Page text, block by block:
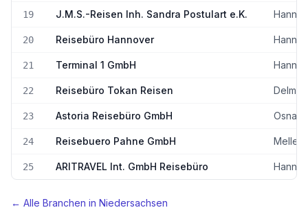
19 J.M.S.-Reisen Inh. Sandra Postulart e.K.
20 Reisebüro Hannover
21 Terminal 1 GmbH
22 Reisebüro Tokan Reisen
23 Astoria Reisebüro GmbH
24 Reisebuero Pahne GmbH Melle
25 ARITRAVEL Int. GmbH Reisebüro
← Alle Branchen in Niedersachsen